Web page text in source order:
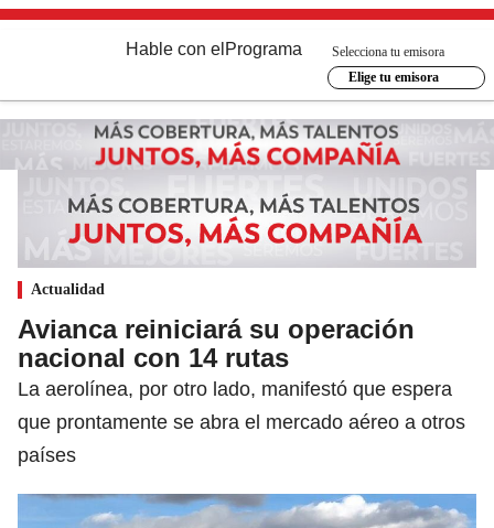
Hable con el Programa
Selecciona tu emisora
Elige tu emisora
Actualidad
Avianca reiniciará su operación
nacional con 14 rutas
La aerolínea, por otro lado, manifestó que espera
que prontamente se abra el mercado aéreo a otros
países